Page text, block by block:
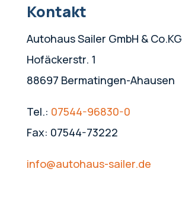
Kontakt
Autohaus Sailer GmbH & Co.KG
Hofäckerstr. 1
88697 Bermatingen-Ahausen
Tel.: 07544-96830-0
Fax: 07544-73222
info@autohaus-sailer.de